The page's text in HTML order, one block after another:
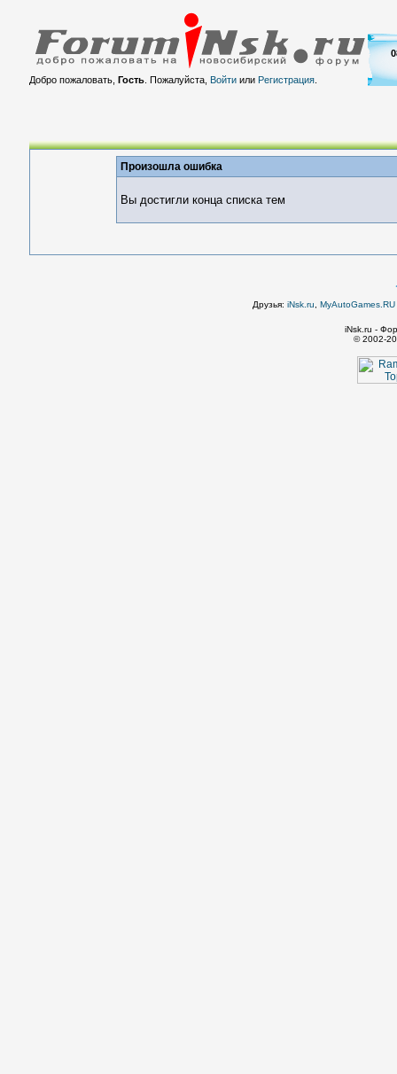
Добро пожаловать, Гость. Пожалуйста, Войтиили Регистрация.
Произошла ошибка
Вы достигли конца списка тем
Друзья: iNsk.ru
iNsk.ru -
© 2002-